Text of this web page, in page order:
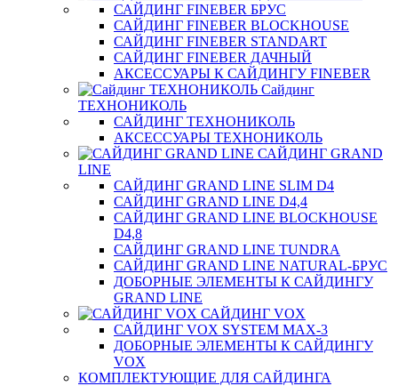
САЙДИНГ FINEBER БРУС
САЙДИНГ FINEBER BLOCKHOUSE
САЙДИНГ FINEBER STANDART
САЙДИНГ FINEBER ДАЧНЫЙ
АКСЕССУАРЫ К САЙДИНГУ FINEBER
Сайдинг
ТЕХНОНИКОЛЬ
САЙДИНГ ТЕХНОНИКОЛЬ
АКСЕССУАРЫ ТЕХНОНИКОЛЬ
САЙДИНГ GRAND
LINE
САЙДИНГ GRAND LINE SLIM D4
САЙДИНГ GRAND LINE D4,4
САЙДИНГ GRAND LINE BLOCKHOUSE
D4,8
САЙДИНГ GRAND LINE TUNDRA
САЙДИНГ GRAND LINE NATURAL-БРУС
ДОБОРНЫЕ ЭЛЕМЕНТЫ К САЙДИНГУ
GRAND LINE
САЙДИНГ VOX
САЙДИНГ VOX SYSTEM MAX-3
ДОБОРНЫЕ ЭЛЕМЕНТЫ К САЙДИНГУ
VOX
КОМПЛЕКТУЮЩИЕ ДЛЯ САЙДИНГА